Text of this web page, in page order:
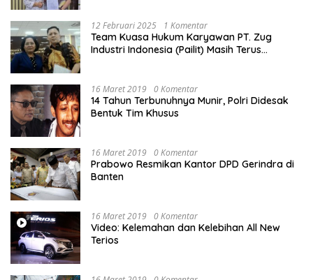
12 Februari 2025 1 Komentar
Team Kuasa Hukum Karyawan PT. Zug
Industri Indonesia (Pailit) Masih Terus
16 Maret 2019 0 Komentar
14 Tahun Terbunuhnya Munir, Polri Didesak
Bentuk Tim Khusus
16 Maret 2019 0 Komentar
Prabowo Resmikan Kantor DPD Gerindra di
Banten
16 Maret 2019 0 Komentar
Video: Kelemahan dan Kelebihan All New
Terios